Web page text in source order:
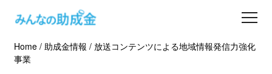
助成金を探す
Home/ 助成金情報 / 放送コンテンツによる地域情報発信力強化
事業